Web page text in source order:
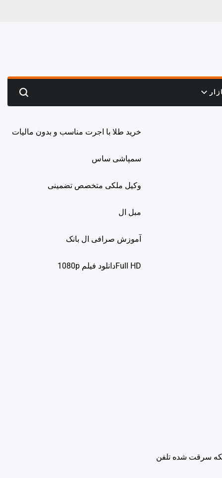
Search
سرقت شده تلفن
خرید طلا با اجرت مناسب و بدون مالیات
سمپاشی ساس
وکیل ملکی متخصص تضمینی
مبل ال
آموزش صرافی ال بانک
Full HDدانلود فيلم 1080p